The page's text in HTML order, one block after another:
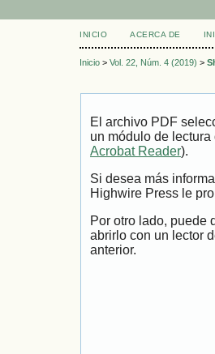
INICIO ACERCA DE
Inicio > Vol. 22, Núm. 4 (2019) >
El archivo PDF
un módulo de
Acrobat Reader).
Si desea más
Highwire Press le
Por otro lado, puede
abrirlo con un lector
anterior.